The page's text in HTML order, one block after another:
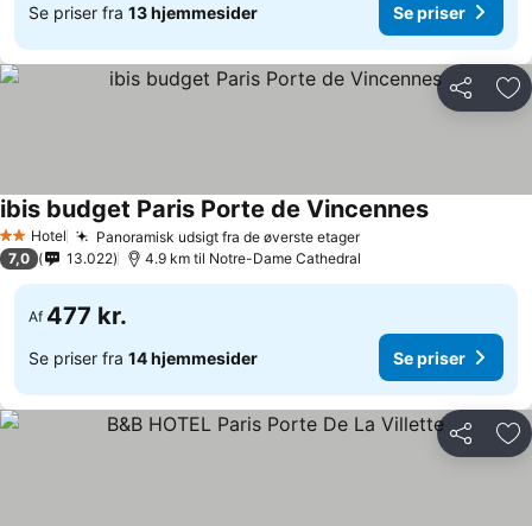
Se priser fra 13 hjemmesider Se priser
Del
2 Stjerner
Hotel Panoramisk udsigt fra de øverste etager
ibis budget Paris Porte de Vincennes
7,0 13.022 4.9 km til Notre-Dame Cathedral
Af 477 kr.
Se priser fra 14 hjemmesider Se priser
Del